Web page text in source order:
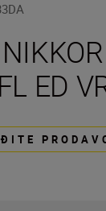
ED